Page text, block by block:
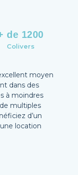
de 1200
Colivers
moyen
dans des
à moindres
multiples
d’un
location